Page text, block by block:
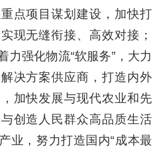
点项目谋划建设，加快打
现无缝衔接、高效对接；
力强化物流“软服务”，大力
决方案供应商，打造内外
加快发展与现代农业和先
创造人民群众高品质生活
业，努力打造国内“成本最